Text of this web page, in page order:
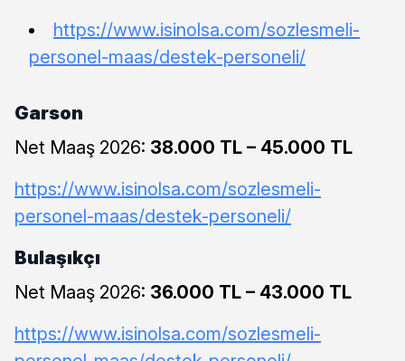
https://www.isinolsa.com/sozlesmeli-
personel-maas/destek-personeli/
Garson
Net Maaş 2026: 38.000 TL – 45.000 TL
https://www.isinolsa.com/sozlesmeli-
personel-maas/destek-personeli/
Bulaşıkçı
Net Maaş 2026: 36.000 TL – 43.000 TL
https://www.isinolsa.com/sozlesmeli-